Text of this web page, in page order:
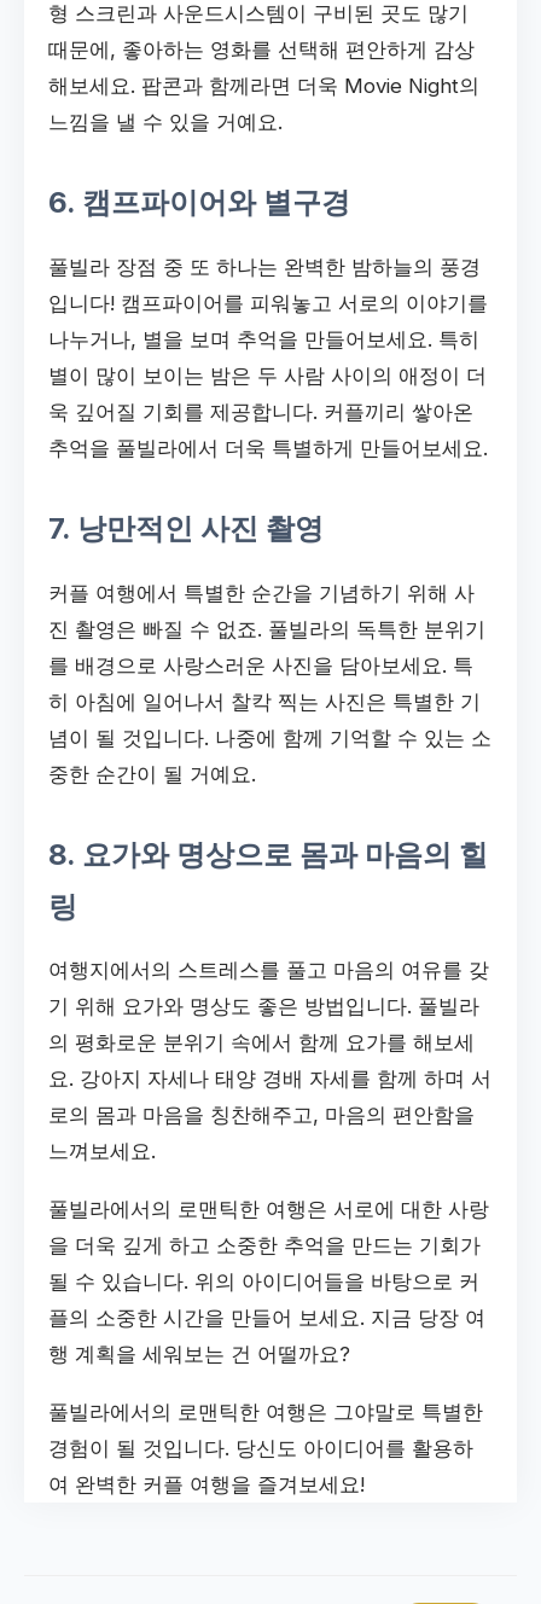
형 스크린과 사운드시스템이 구비된 곳도 많기
때문에, 좋아하는 영화를 선택해 편안하게 감상
해보세요. 팝콘과 함께라면 더욱 Movie Night의
느낌을 낼 수 있을 거예요.
6. 캠프파이어와 별구경
풀빌라 장점 중 또 하나는 완벽한 밤하늘의 풍경
입니다! 캠프파이어를 피워놓고 서로의 이야기를
나누거나, 별을 보며 추억을 만들어보세요. 특히
별이 많이 보이는 밤은 두 사람 사이의 애정이 더
욱 깊어질 기회를 제공합니다. 커플끼리 쌓아온
추억을 풀빌라에서 더욱 특별하게 만들어보세요.
7. 낭만적인 사진 촬영
커플 여행에서 특별한 순간을 기념하기 위해 사
진 촬영은 빠질 수 없죠. 풀빌라의 독특한 분위기
를 배경으로 사랑스러운 사진을 담아보세요. 특
히 아침에 일어나서 찰칵 찍는 사진은 특별한 기
념이 될 것입니다. 나중에 함께 기억할 수 있는 소
중한 순간이 될 거예요.
8. 요가와 명상으로 몸과 마음의 힐
링
여행지에서의 스트레스를 풀고 마음의 여유를 갖
기 위해 요가와 명상도 좋은 방법입니다. 풀빌라
의 평화로운 분위기 속에서 함께 요가를 해보세
요. 강아지 자세나 태양 경배 자세를 함께 하며 서
로의 몸과 마음을 칭찬해주고, 마음의 편안함을
느껴보세요.
풀빌라에서의 로맨틱한 여행은 서로에 대한 사랑
을 더욱 깊게 하고 소중한 추억을 만드는 기회가
될 수 있습니다. 위의 아이디어들을 바탕으로 커
플의 소중한 시간을 만들어 보세요. 지금 당장 여
행 계획을 세워보는 건 어떨까요?
풀빌라에서의 로맨틱한 여행은 그야말로 특별한
경험이 될 것입니다. 당신도 아이디어를 활용하
여 완벽한 커플 여행을 즐겨보세요!